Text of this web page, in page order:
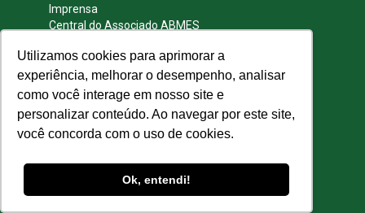
Utilizamos cookies para aprimorar a
experiência, melhorar o desempenho, analisar
como você interage em nosso site e
personalizar conteúdo. Ao navegar por este site,
você concorda com o uso de cookies.
Ok, entendi!
Imprensa
Central do Associado ABMES
reservados.